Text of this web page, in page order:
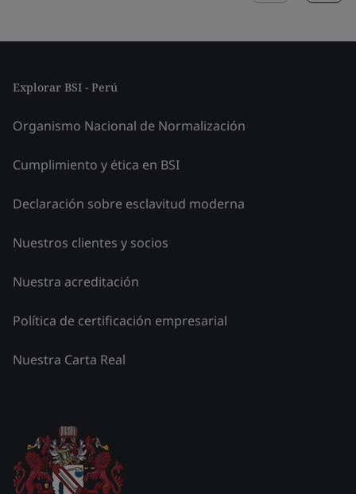
Explorar BSI - Perú
Organismo Nacional de Normalización
Cumplimiento y ética en BSI
Declaración sobre esclavitud moderna
Nuestros clientes y socios
Nuestra acreditación
Política de certificación empresarial
Nuestra Carta Real